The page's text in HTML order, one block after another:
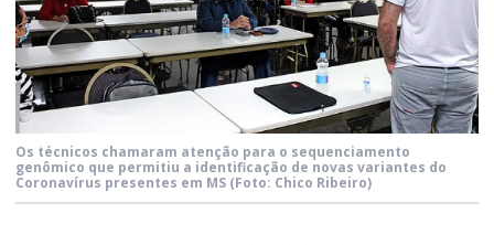
Os técnicos chamaram atenção para o sequenciamento
genômico que permitiu a identificação de novas variantes do
Coronavírus presentes em MS (Foto: Chico Ribeiro)